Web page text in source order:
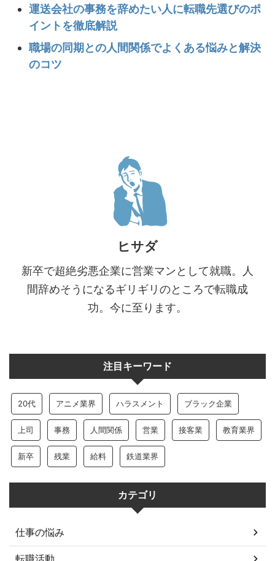
運送会社の事務を辞めたい人に転職先選びのポ
イントを徹底解説
職場の同期との人間関係でよくある悩みと解決
のコツ
ヒサダ
新卒で超絶劣悪企業に営業マンとして就職。人
間辞めそうになるギリギリのところで転職成
功。今に至ります。
注目キーワード
20代 アニメ業界 ハラスメント ブラック企業
上司 事務 人間関係 営業 接客業 教育業界
新卒 残業 給料 鉄道業界
カテゴリ
仕事の悩み
転職活動